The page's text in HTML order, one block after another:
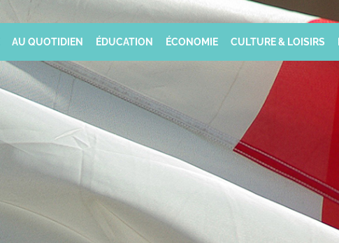
AU QUOTIDIEN ÉDUCATION ÉCONOMIE CULTURE & LOISIRS